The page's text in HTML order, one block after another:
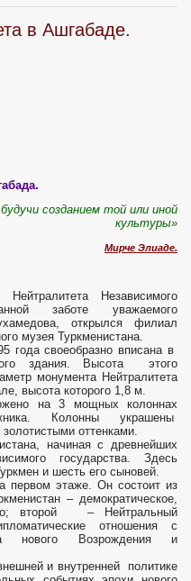
в Ашгабаде.
созданием той или иной
культуры»
Мирче Элиаде.
Независимого
заботе уважаемого
открылся филиал
музея Туркменистана.
года своеобразно вписана в
здания. Высота этого
монумента Нейтралитета
высота которого 1,8 м.
на 3 мощных колоннах
Колонны украшены
оттенками.
начиная с древнейших
государства. Здесь
и шесть его сыновей.
первом этаже. Он состоит из
– демократическое,
второй – Нейтральный
отношения с
нового Возрождения и
и внутренней политике